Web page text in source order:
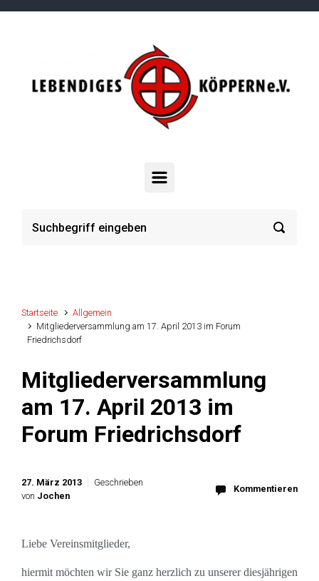
Zum Hauptinhalt springen
Startseite
Allgemein
Mitgliederversammlung am 17. April 2013 im Forum
Friedrichsdorf
Mitgliederversammlung
am 17. April 2013 im
Forum Friedrichsdorf
27. März 2013
Geschrieben
von Jochen
Kommentieren
Liebe Vereinsmitglieder,
hiermit möchten wir Sie ganz herzlich zu unserer diesjährigen